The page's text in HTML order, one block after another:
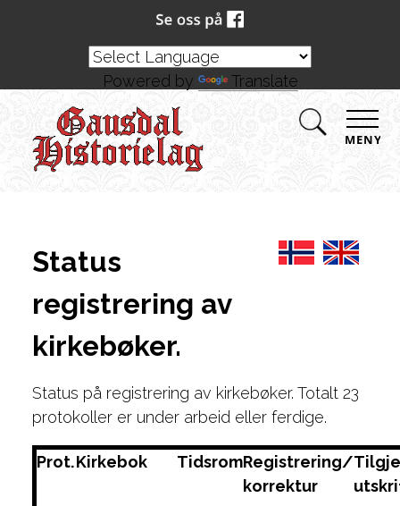
MENY
Status
registrering av
kirkebøker.
Status på registrering av kirkebøker. Totalt 23
protokoller er under arbeid eller ferdige.
Prot.Kirkebok TidsromRegistrering/
korrektur
Powered by Translate